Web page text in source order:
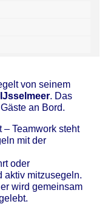
von seinem
IJsselmeer. Das
an Bord.
– Teamwork steht
mit der
oder
aktiv mitzusegeln.
wird gemeinsam